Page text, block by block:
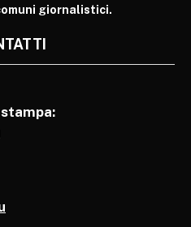
giornalistici.